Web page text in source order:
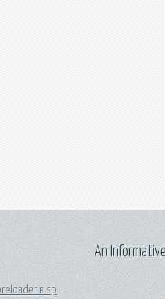
в sp
An